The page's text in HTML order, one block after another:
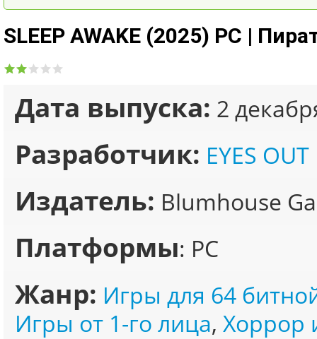
SLEEP AWAKE (2025) PC |
Дата выпуска: 2
Разработчик: EYES OUT
Издатель: Blumhouse
Платформы: PC
Жанр: Игры для 64
Игры от 1-го лица, Хоррор